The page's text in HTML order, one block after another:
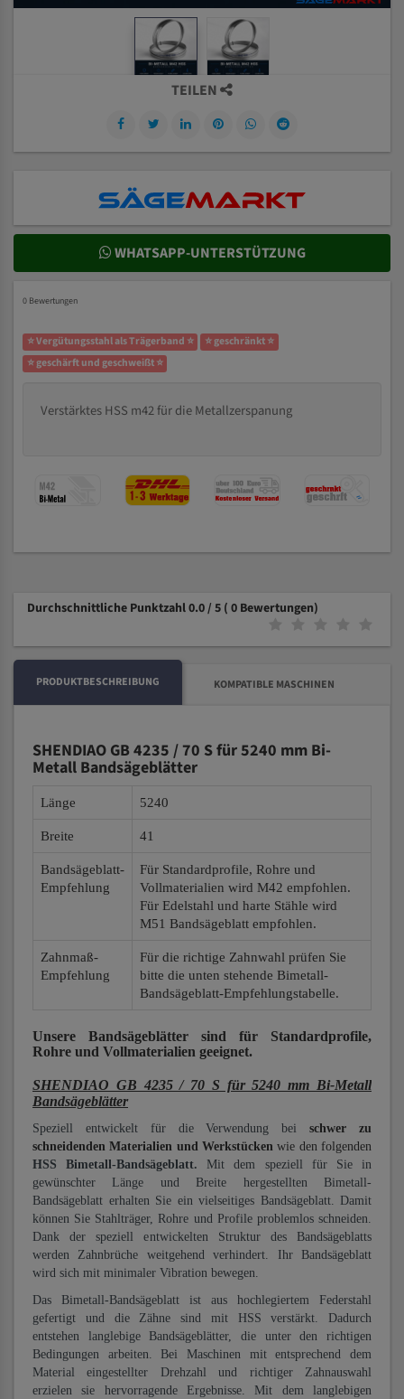
TEILEN
WHATSAPP-UNTERSTÜTZUNG
0 Bewertungen
⭐ Vergütungsstahl als Trägerband ⭐
⭐ geschränkt ⭐
⭐ geschärft und geschweißt ⭐
Verstärktes HSS m42 für die Metallzerspanung
Durchschnittliche Punktzahl 0.0 / 5 ( 0 Bewertungen)
PRODUKTBESCHREIBUNG KOMPATIBLE MASCHINEN
SHENDIAO GB 4235 / 70 S für 5240 mm Bi-
Metall Bandsägeblätter
Länge 5240
Breite 41
Bandsägeblatt-
Empfehlung
Für Standardprofile, Rohre und
Vollmaterialien wird M42 empfohlen.
Für Edelstahl und harte Stähle wird
M51 Bandsägeblatt empfohlen.
Zahnmaß-
Empfehlung
Für die richtige Zahnwahl prüfen Sie
bitte die unten stehende Bimetall-
Bandsägeblatt-Empfehlungstabelle.
Unsere Bandsägeblätter sind für Standardprofile,
Rohre und Vollmaterialien geeignet.
SHENDIAO GB 4235 / 70 S für 5240 mm Bi-Metall
Bandsägeblätter
Speziell entwickelt für die Verwendung beischwer zu
schneidenden Materialien und Werkstücken wie den folgenden
HSS Bimetall-Bandsägeblatt. Mit dem speziell für Sie in
gewünschter Länge und Breite hergestellten Bimetall-
Bandsägeblatt erhalten Sie ein vielseitiges Bandsägeblatt. Damit
können Sie Stahlträger, Rohre und Profile problemlos schneiden.
Dank der speziell entwickelten Struktur des Bandsägeblatts
werden Zahnbrüche weitgehend verhindert. Ihr Bandsägeblatt
wird sich mit minimaler Vibration bewegen.
Das Bimetall-Bandsägeblatt ist aus hochlegiertem Federstahl
gefertigt und die Zähne sind mit HSS verstärkt. Dadurch
entstehen langlebige Bandsägeblätter, die unter den richtigen
Bedingungen arbeiten. Bei Maschinen mit entsprechend dem
Material eingestellter Drehzahl und richtiger Zahnauswahl
erzielen sie hervorragende Ergebnisse. Mit dem langlebigen